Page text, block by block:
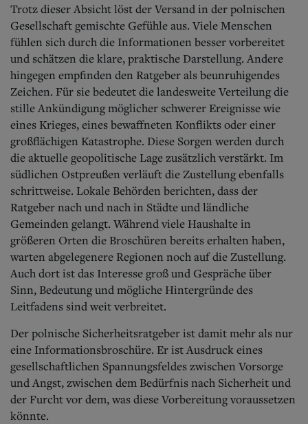
Trotz dieser Absicht löst der Versand in der polnischen
Gesellschaft gemischte Gefühle aus. Viele Menschen
fühlen sich durch die Informationen besser vorbereitet
und schätzen die klare, praktische Darstellung. Andere
hingegen empfinden den Ratgeber als beunruhigendes
Zeichen. Für sie bedeutet die landesweite Verteilung die
stille Ankündigung möglicher schwerer Ereignisse wie
eines Krieges, eines bewaffneten Konflikts oder einer
großflächigen Katastrophe. Diese Sorgen werden durch
die aktuelle geopolitische Lage zusätzlich verstärkt. Im
südlichen Ostpreußen verläuft die Zustellung ebenfalls
schrittweise. Lokale Behörden berichten, dass der
Ratgeber nach und nach in Städte und ländliche
Gemeinden gelangt. Während viele Haushalte in
größeren Orten die Broschüren bereits erhalten haben,
warten abgelegenere Regionen noch auf die Zustellung.
Auch dort ist das Interesse groß und Gespräche über
Sinn, Bedeutung und mögliche Hintergründe des
Leitfadens sind weit verbreitet.
Der polnische Sicherheitsratgeber ist damit mehr als nur
eine Informationsbroschüre. Er ist Ausdruck eines
gesellschaftlichen Spannungsfeldes zwischen Vorsorge
und Angst, zwischen dem Bedürfnis nach Sicherheit und
der Furcht vor dem, was diese Vorbereitung voraussetzen
könnte.